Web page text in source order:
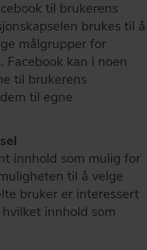
til brukerens
brukes til å
målgrupper for
Facebook kan i noen
til brukerens
til egne
innhold som mulig for
til å velge
bruker er interessert
innhold som